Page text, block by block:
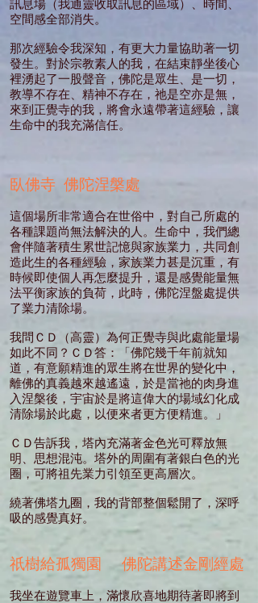
訊息場（我通靈收取訊息的區域）、時間、
空間感全部消失。
那次經驗令我深知，有更大力量協助著一切
發生。對於宗教素人的我，在結束靜坐後心
裡湧起了一股聲音，佛陀是眾生、是一切，
教導不存在、精神不存在，祂是空亦是無，
來到正覺寺的我，將會永遠帶著這經驗，讓
生命中的我充滿信任。
臥佛寺 佛陀涅槃處
這個場所非常適合在世俗中，對自己所處的
各種課題尚無法解決的人。生命中，我們總
會伴隨著積生累世記憶與家族業力，共同創
造此生的各種經驗，家族業力甚是沉重，有
時候即使個人再怎麼提升，還是感覺能量無
法平衡家族的負荷，此時，佛陀涅盤處提供
了業力清除場。
我問ＣＤ（高靈）為何正覺寺與此處能量場
如此不同？ＣＤ答：「佛陀幾千年前就知
道，有意願精進的眾生將在世界的變化中，
離佛的真義越來越遙遠，於是當祂的肉身進
入涅槃後，宇宙於是將這偉大的場域幻化成
清除場於此處，以便來者更方便精進。」
ＣＤ告訴我，塔內充滿著金色光可釋放無
明、思想混沌。塔外的周圍有著銀白色的光
圈，可將祖先業力引領至更高層次。
繞著佛塔九圈，我的背部整個鬆開了，深呼
吸的感覺真好。
祇樹給孤獨園 佛陀講述金剛經處
我坐在遊覽車上，滿懷欣喜地期待著即將到